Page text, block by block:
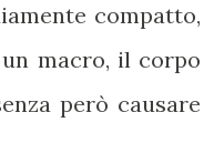
compatto,
macro, il corpo
però causare